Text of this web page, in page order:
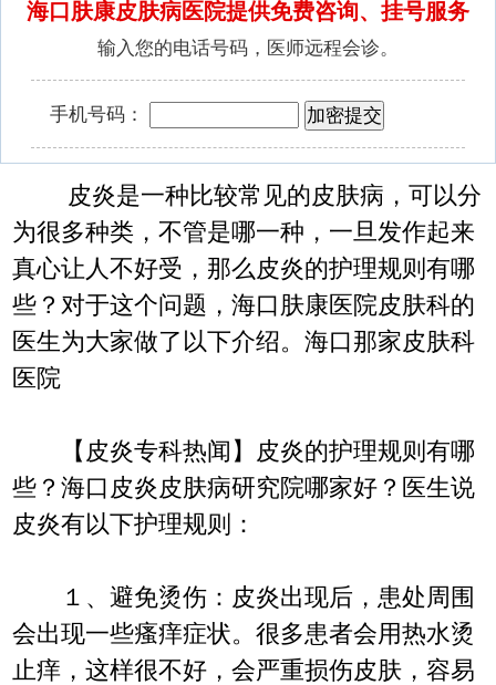
海口肤康皮肤病医院提供免费咨询、挂号服务
输入您的电话号码，医师远程会诊。
手机号码：
皮炎是一种比较常见的皮肤病，可以分
为很多种类，不管是哪一种，一旦发作起来
真心让人不好受，那么皮炎的护理规则有哪
些？对于这个问题，海口肤康医院皮肤科的
医生为大家做了以下介绍。海口那家皮肤科
医院
【皮炎专科热闻】皮炎的护理规则有哪
些？海口皮炎皮肤病研究院哪家好？医生说
皮炎有以下护理规则：
１、避免烫伤：皮炎出现后，患处周围
会出现一些瘙痒症状。很多患者会用热水烫
止痒，这样很不好，会严重损伤皮肤，容易